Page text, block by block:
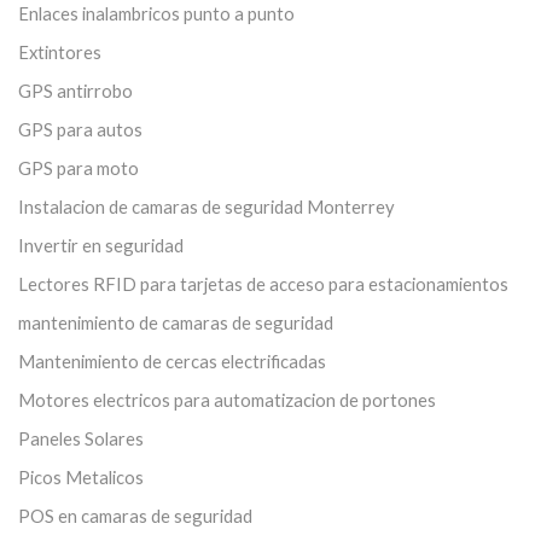
Enlaces inalambricos punto a punto
Extintores
GPS antirrobo
GPS para autos
GPS para moto
Instalacion de camaras de seguridad Monterrey
Invertir en seguridad
Lectores RFID para tarjetas de acceso para estacionamientos
mantenimiento de camaras de seguridad
Mantenimiento de cercas electrificadas
Motores electricos para automatizacion de portones
Paneles Solares
Picos Metalicos
POS en camaras de seguridad